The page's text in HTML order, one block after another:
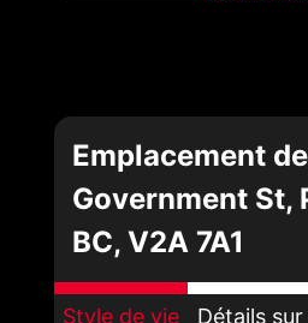
Emplacement
Government St,
BC, V2A 7A1
Style de vie Détails